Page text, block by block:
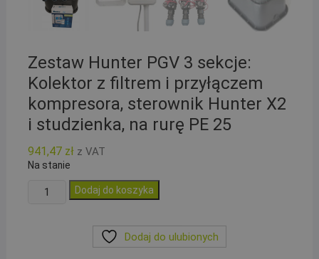
Zestaw Hunter PGV 3 sekcje:
Kolektor z filtrem i przyłączem
kompresora, sterownik Hunter X2
i studzienka, na rurę PE 25
941,47 zł z VAT
Na stanie
ilość
Dodaj do koszyka
Dodaj do ulubionych